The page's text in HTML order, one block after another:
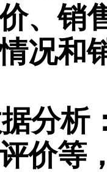
、销
况和
分析
价等